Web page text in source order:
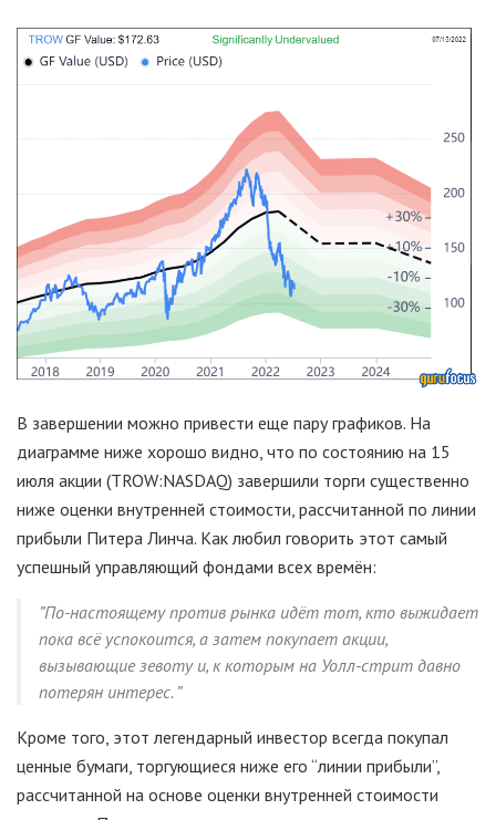
В завершении можно привести еще пару графиков. На
диаграмме ниже хорошо видно, что по состоянию на 15
июля акции (TROW:NASDAQ) завершили торги существенно
ниже оценки внутренней стоимости, рассчитанной по линии
прибыли Питера Линча. Как любил говорить этот самый
успешный управляющий фондами всех времён:
”По-настоящему против рынка идёт тот, кто выжидает
пока всё успокоится, а затем покупает акции,
вызывающие зевоту и, к которым на Уолл-стрит давно
потерян интерес. ”
Кроме того, этот легендарный инвестор всегда покупал
ценные бумаги, торгующиеся ниже его “линии прибыли”,
рассчитанной на основе оценки внутренней стоимости